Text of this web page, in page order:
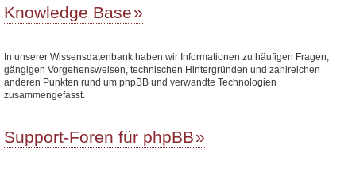
Knowledge Base
In unserer Wissensdatenbank haben wir Informationen zu häufigen Fragen,
gängigen Vorgehensweisen, technischen Hintergründen und zahlreichen
anderen Punkten rund um phpBB und verwandte Technologien
zusammengefasst.
Support-Foren für phpBB